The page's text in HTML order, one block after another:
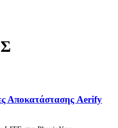
Αποκατάστασης Aerify